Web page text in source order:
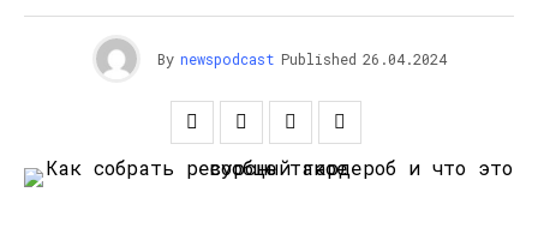
By newspodcast Published 26.04.2024